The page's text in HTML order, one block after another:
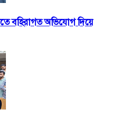
বহিরাগত অভিযোগ দিয়ে